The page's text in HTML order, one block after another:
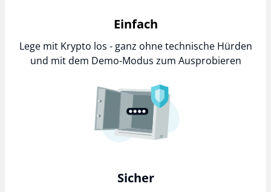
Einfach
Lege mit Krypto los - ganz ohne technische Hürden
und mit dem Demo-Modus zum Ausprobieren
Sicher